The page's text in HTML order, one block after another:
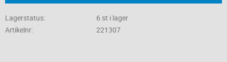
Lagerstatus
6 st i lager
Artikelnr
221307